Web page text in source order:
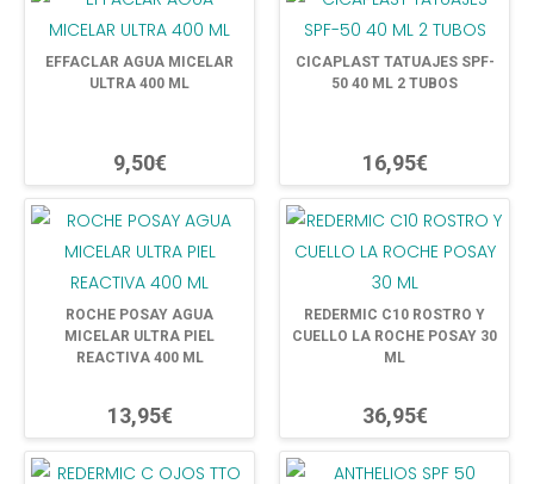
EFFACLAR AGUA MICELAR
ULTRA 400 ML
9,50€
CICAPLAST TATUAJES SPF-
50 40 ML 2 TUBOS
16,95€
ROCHE POSAY AGUA
MICELAR ULTRA PIEL
REACTIVA 400 ML
13,95€
REDERMIC C10 ROSTRO Y
CUELLO LA ROCHE POSAY 30
ML
36,95€